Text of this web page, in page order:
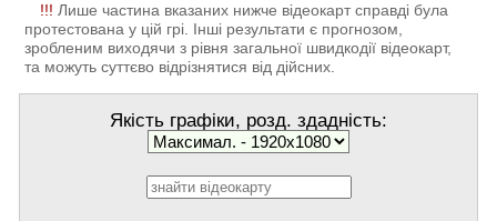
!!! Лише частина вказаних нижче відеокарт справді була
протестована у цій грі. Інші результати є прогнозом,
зробленим виходячи з рівня загальної швидкодії відеокарт,
та можуть суттєво відрізнятися від дійсних.
Якість графіки, розд. здадність: